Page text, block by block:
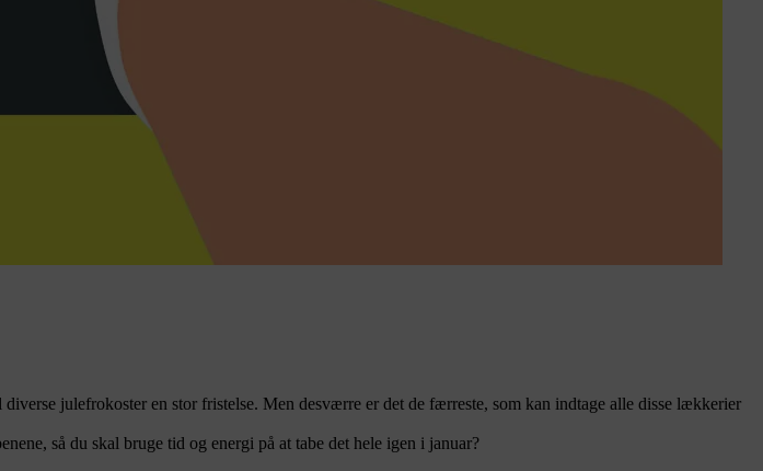
julefrokoster en stor fristelse. Men desværre er det de færreste, som kan indtage alle disse lækkerier
så du skal bruge tid og energi på at tabe det hele igen i januar?